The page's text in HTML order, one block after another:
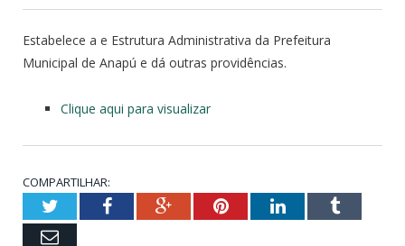
Estabelece a e Estrutura Administrativa da Prefeitura
Municipal de Anapú e dá outras providências.
Clique aqui para visualizar
COMPARTILHAR:
TwitterFacebookGoogle+PinterestLinkedInTumblr
Email